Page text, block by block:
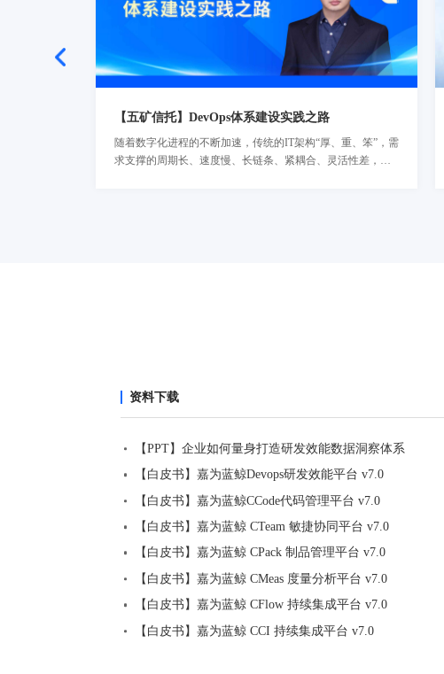
【五矿信托】DevOps体系建设实践之路
随着数字化进程的不断加速，传统的IT架构“厚、重、笨”，需
求支撑的周期长、速度慢、长链条、紧耦合、灵活性差，严
了解详情
资料下载
【PPT】企业如何量身打造研发效能数据洞察体系
【白皮书】嘉为蓝鲸Devops研发效能平台 v7.0
【白皮书】嘉为蓝鲸CCode代码管理平台 v7.0
【白皮书】嘉为蓝鲸 CTeam 敏捷协同平台 v7.0
【白皮书】嘉为蓝鲸 CPack 制品管理平台 v7.0
【白皮书】嘉为蓝鲸 CMeas 度量分析平台 v7.0
【白皮书】嘉为蓝鲸 CFlow 持续集成平台 v7.0
【白皮书】嘉为蓝鲸 CCI 持续集成平台 v7.0